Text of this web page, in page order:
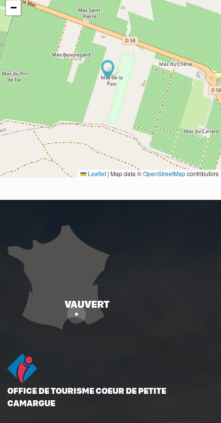
−
Leaflet | Map data ©OpenStreetMapcontributors
OFFICE DE TOURISME COEUR DE PETITE
CAMARGUE